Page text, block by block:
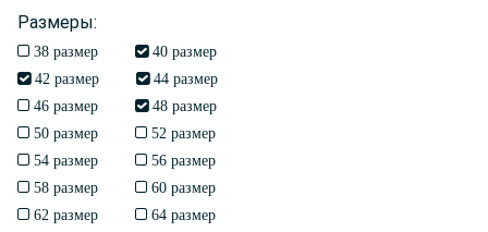
Размеры:
38 размер
40 размер
42 размер
44 размер
46 размер
48 размер
50 размер
52 размер
54 размер
56 размер
58 размер
60 размер
62 размер
64 размер